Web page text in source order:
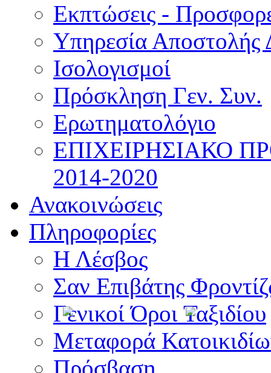
Εκπτώσεις -
Υπηρεσία Αποστολής
Ισολογισμοί
Πρόσκληση Γεν. Συν.
Ερωτηματολόγιο
ΕΠΙΧΕΙΡΗΣΙΑΚΟ
2014-2020
Ανακοινώσεις
Πληροφορίες
Η Λέσβος
Σαν Επιβάτης
Γενικοί Όροι Ταξιδίου
Μεταφορά